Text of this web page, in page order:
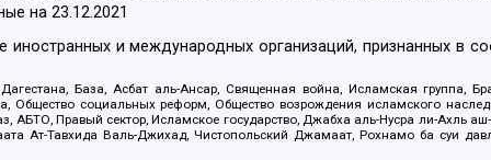
на23.12.2021
и международных организаций, признанных в
База, Асбат аль-Ансар, Священная война, Исламская группа,
Общество социальных реформ, Общество возрождения исламского
АБТО, Правый сектор, Исламское государство, Джабха аль-Нусра ли-
Ат-Тавхида Валь-Джихад, Чистопольский Джамаат, Рохнамо ба суи